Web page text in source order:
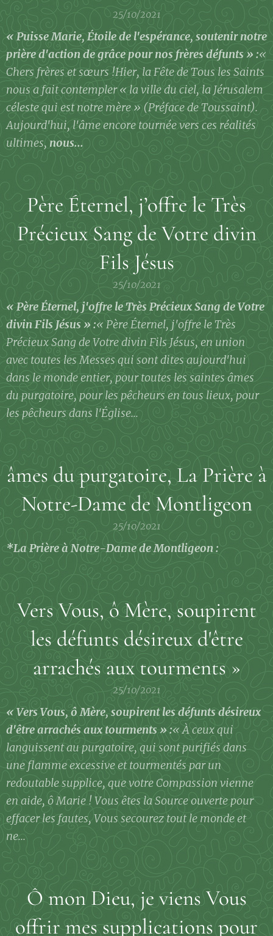
25/10/2021
« Puisse Marie, Étoile de l'espérance, soutenir notre
prière d'action de grâce pour nos frères défunts » :«
Chers frères et sœurs !Hier, la Fête de Tous les Saints
nous a fait contempler « la ville du ciel, la Jérusalem
céleste qui est notre mère » (Préface de Toussaint).
Aujourd'hui, l'âme encore tournée vers ces réalités
ultimes, nous...
Père Éternel, j’offre le Très
Précieux Sang de Votre divin
Fils Jésus
25/10/2021
« Père Éternel, j'offre le Très Précieux Sang de Votre
divin Fils Jésus » :« Père Éternel, j'offre le Très
Précieux Sang de Votre divin Fils Jésus, en union
avec toutes les Messes qui sont dites aujourd'hui
dans le monde entier, pour toutes les saintes âmes
du purgatoire, pour les pêcheurs en tous lieux, pour
les pêcheurs dans l'Église...
âmes du purgatoire, La Prière à
Notre-Dame de Montligeon
25/10/2021
*La Prière à Notre-Dame de Montligeon :
Vers Vous, ô Mère, soupirent
les défunts désireux d'être
arrachés aux tourments »
25/10/2021
« Vers Vous, ô Mère, soupirent les défunts désireux
d'être arrachés aux tourments » :« À ceux qui
languissent au purgatoire, qui sont purifiés dans
une flamme excessive et tourmentés par un
redoutable supplice, que votre Compassion vienne
en aide, ô Marie ! Vous êtes la Source ouverte pour
effacer les fautes, Vous secourez tout le monde et
ne...
Ô mon Dieu, je viens Vous
offrir mes supplications pour